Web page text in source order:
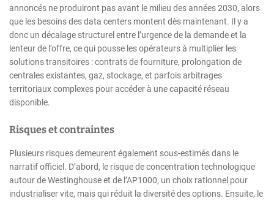
annoncés ne produiront pas avant le milieu des années 2030, alors
que les besoins des data centers montent dès maintenant. Il y a
donc un décalage structurel entre l’urgence de la demande et la
lenteur de l’offre, ce qui pousse les opérateurs à multiplier les
solutions transitoires : contrats de fourniture, prolongation de
centrales existantes, gaz, stockage, et parfois arbitrages
territoriaux complexes pour accéder à une capacité réseau
disponible.
Risques et contraintes
Plusieurs risques demeurent également sous-estimés dans le
narratif officiel. D’abord, le risque de concentration technologique
autour de Westinghouse et de l’AP1000, un choix rationnel pour
industrialiser vite, mais qui réduit la diversité des options. Ensuite, le